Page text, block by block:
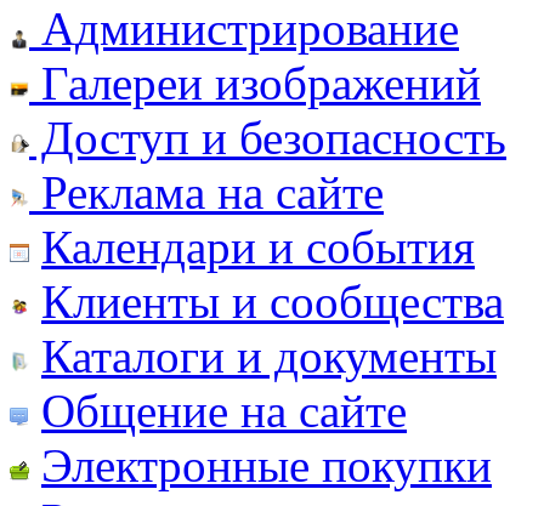
Администрирование
Галереи изображений
Доступ и безопасность
Реклама на сайте
Календари и события
Клиенты и сообщества
Каталоги и документы
Общение на сайте
Электронные покупки